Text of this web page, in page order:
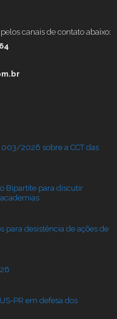
canais de contato abaixo:
2026 sobre a CCT das
Bipartite para discutir
para desistência de ações de
PR em defesa dos